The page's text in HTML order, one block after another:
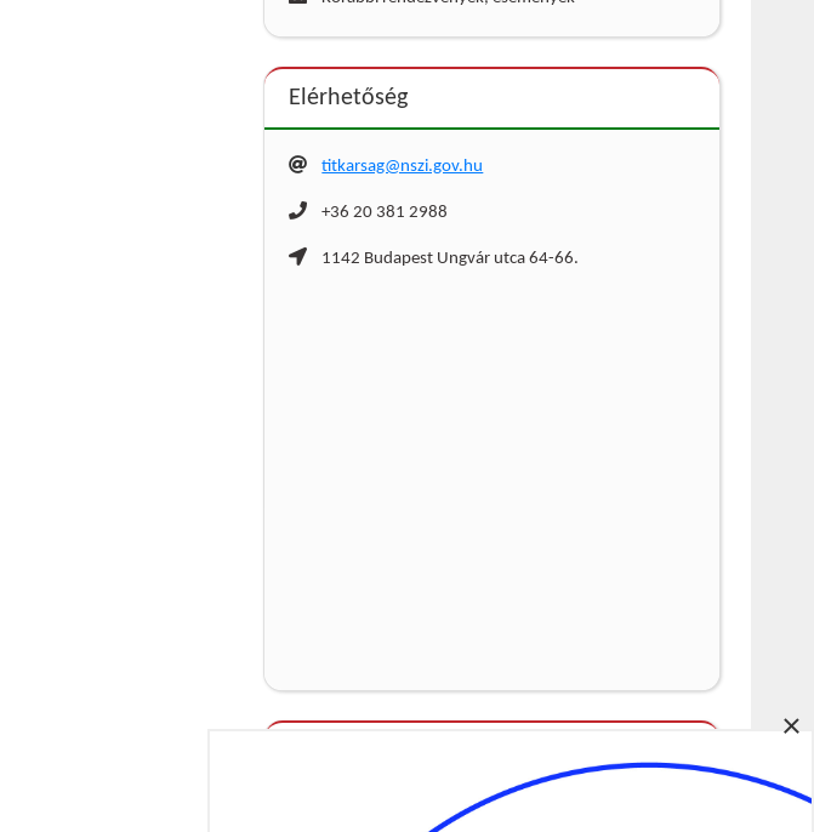
×
Elérhetőség
titkarsag@nszi.gov.hu
+36 20 381 2988
1142 Budapest Ungvár utca 64-66.